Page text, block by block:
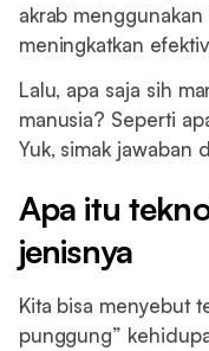
akrab
meningkatkan
Lalu, apa saja sih
manusia? Seperti
Yuk, simak jawaban
Apa itu
jenisnya
Kita bisa menyebut
punggung”